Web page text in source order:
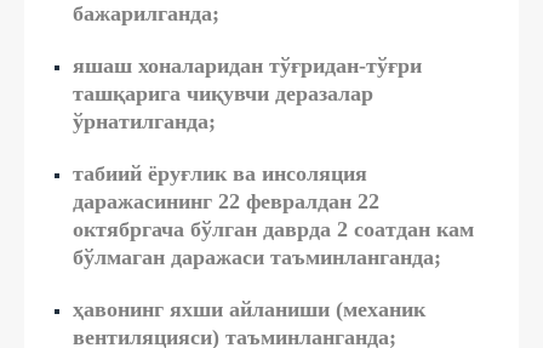
бажарилганда;
яшаш хоналаридан тўғридан-тўғри
ташқарига чиқувчи деразалар
ўрнатилганда;
табиий ёруғлик ва инсоляция
даражасининг 22 февралдан 22
октябргача бўлган даврда 2 соатдан кам
бўлмаган даражаси таъминланганда;
ҳавонинг яхши айланиши (механик
вентиляцияси) таъминланганда;